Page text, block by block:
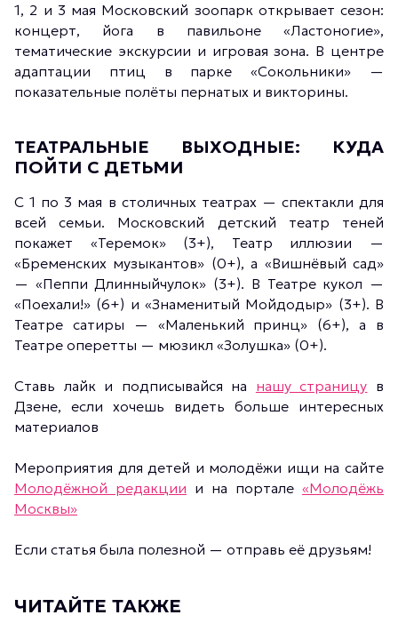
1, 2 и 3 мая Московский зоопарк открывает сезон:
концерт, йога в павильоне «Ластоногие»,
тематические экскурсии и игровая зона. В центре
адаптации птиц в парке «Сокольники» —
показательные полёты пернатых и викторины.
ТЕАТРАЛЬНЫЕ ВЫХОДНЫЕ: КУДА
ПОЙТИ С ДЕТЬМИ
С 1 по 3 мая в столичных театрах — спектакли для
всей семьи. Московский детский театр теней
покажет «Теремок» (3+), Театр иллюзии —
«Бременских музыкантов» (0+), а «Вишнёвый сад»
— «Пеппи Длинныйчулок» (3+). В Театре кукол —
«Поехали!» (6+) и «Знаменитый Мойдодыр» (3+). В
Театре сатиры — «Маленький принц» (6+), а в
Театре оперетты — мюзикл «Золушка» (0+).
Ставь лайк и подписывайся на нашу страницу в
Дзене, если хочешь видеть больше интересных
материалов
Мероприятия для детей и молодёжи ищи на сайте
Молодёжной редакции и на портале «Молодёжь
Москвы»
Если статья была полезной — отправь её друзьям!
ЧИТАЙТЕ ТАКЖЕ